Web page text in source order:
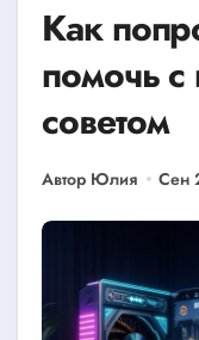
Как
помочь с
советом
Автор Юлия Сен